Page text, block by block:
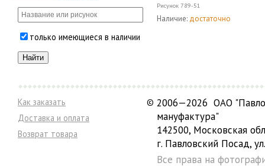
только имеющиеся в наличии
Рисунок 789-51
Наличие: достаточно
Как заказать
Доставка и оплата
Возврат товара
© 2006—2026 ОАО
мануфактура"
142500, Московская
г. Павловский Посад,
Все права на